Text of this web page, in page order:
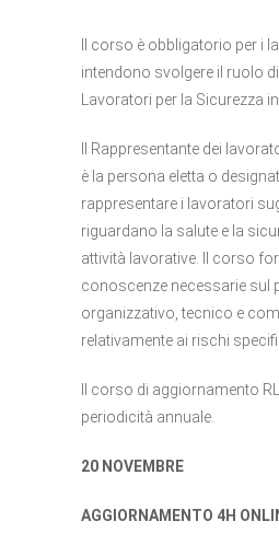
Il corso è obbligatorio per i
intendono svolgere il ruolo
Lavoratori per la Sicurezza
Il Rappresentante dei
è la persona eletta o
rappresentare i lavoratori
riguardano la salute e la
attività lavorative. Il corso
conoscenze necessarie sul
organizzativo, tecnico e
relativamente ai rischi
Il corso di aggiornamento
periodicità annuale.
20 NOVEMBRE
AGGIORNAMENTO 4H